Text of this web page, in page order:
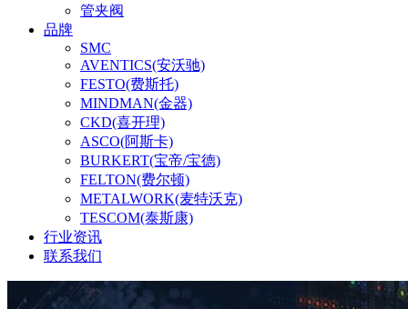
管夹阀
品牌
SMC
AVENTICS(安沃驰)
FESTO(费斯托)
MINDMAN(金器)
CKD(喜开理)
ASCO(阿斯卡)
BURKERT(宝帝/宝德)
FELTON(费尔顿)
METALWORK(麦特沃克)
TESCOM(泰斯康)
行业资讯
联系我们